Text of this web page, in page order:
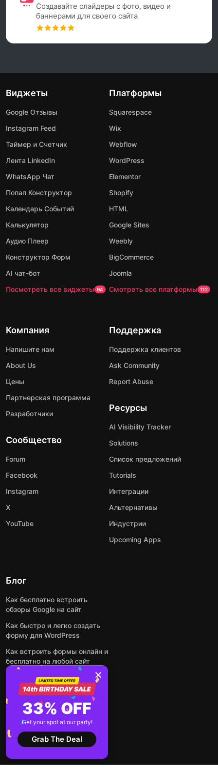
Создавайте слайдеры с фото, видео и
баннерами для своего сайта
Виджеты
Google Отзывы
Instagram Feed
Таймер и Счетчик
Лента LinkedIn
WhatsApp Чат
Попап Конструктор
Календарь Событий
Калькулятор
Аудио Плеер
Конструктор Форм
AI чат-бот
Посмотреть все виджеты 94
Платформы
Squarespace
Wix
Webflow
WordPress
Elementor
Shopify
HTML
Google Sites
Weebly
BigCommerce
Joomla
Смотреть все платформы 112
Компания
Напишите нам
About Us
Цены
Партнерская программа
Разработчики
Сообщество
Forum
Facebook
Instagram
X
YouTube
Поддержка
Поддержка клиентов
Ask Community
Report Abuse
Ресурсы
AI Visibility Tracker
Solutions
Список предложений
Tutorials
Интеграции
Альтернативы
Индустрии
Upcoming Apps
Блог
Как бесплатно встроить
обзоры Google на сайт
Как быстро и легко создать
форму для WordPress
Как встроить формы онлайн и
бесплатно на любой сайт
Как встроить ленту Instagram
на сайт
Как добавить чат-бота на
основе искусственного
интеллекта на свой сайт
Посмотреть все посты
33% OFF
Get your spot at our party!
Grab The Deal